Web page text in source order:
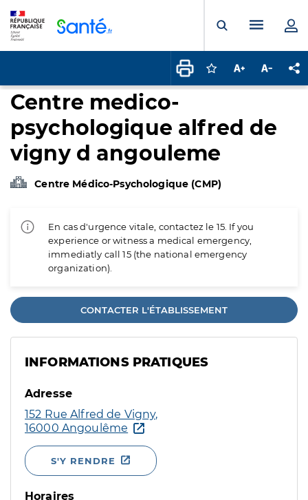
Ouvrir laMenu
Connectez-vous
Augmenter la
Centre medico-
psychologique alfred de
vigny d angouleme
Centre Médico-Psychologique (CMP)
En cas d'urgence vitale, contactez le 15. If you
experience or witness a medical emergency,
immediatly call 15 (the national emergency
organization).
CONTACTER L'ÉTABLISSEMENT
INFORMATIONS PRATIQUES
Adresse
152 Rue Alfred de Vigny,
16000 Angoulême
S'Y RENDRE
Horaires